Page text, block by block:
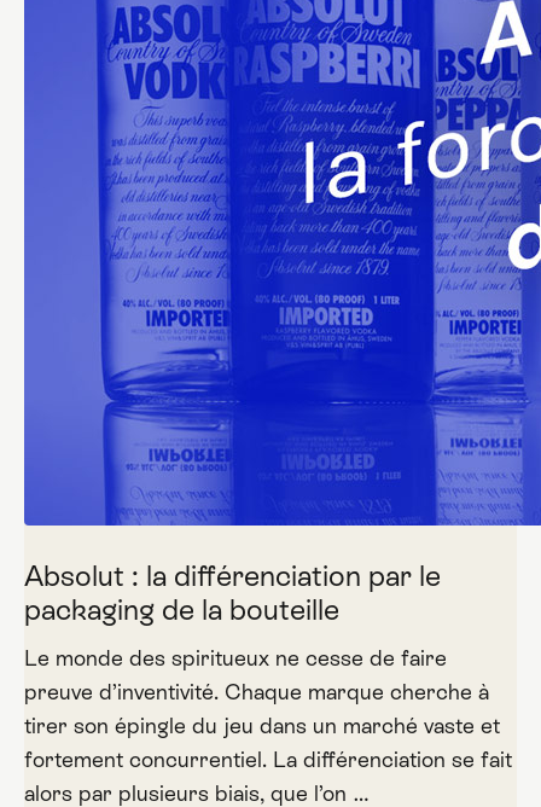
Absolut : la différenciation par le
packaging de la bouteille
Le monde des spiritueux ne cesse de faire
preuve d’inventivité. Chaque marque cherche à
tirer son épingle du jeu dans un marché vaste et
fortement concurrentiel. La différenciation se fait
alors par plusieurs biais, que l’on …